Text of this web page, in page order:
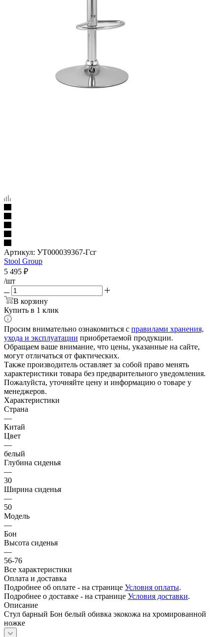
Артикул: УТ000039367-Гсг
Stool Group
5 495 ₽
/шт
В корзину
Купить в 1 клик
Просим внимательно ознакомиться с правилами хранения,
ухода и эксплуатации приобретаемой продукции.
Обращаем ваше внимание, что цены, указанные на сайте,
могут отличаться от фактических.
Также производитель оставляет за собой право менять
характеристики товара без предварительного уведомления.
Пожалуйста, уточняйте цену и информацию о товаре у
менеджеров.
Характеристики
Страна
—
Китай
Цвет
—
белый
Глубина сиденья
—
30
Ширина сиденья
—
50
Модель
—
Бон
Высота сиденья
—
56-76
Все характеристики
Оплата и доставка
Подробнее об оплате - на странице Условия оплаты.
Подробнее о доставке - на странице Условия доставки.
Описание
Стул барный Бон белый обивка экокожа на хромированной
ножке